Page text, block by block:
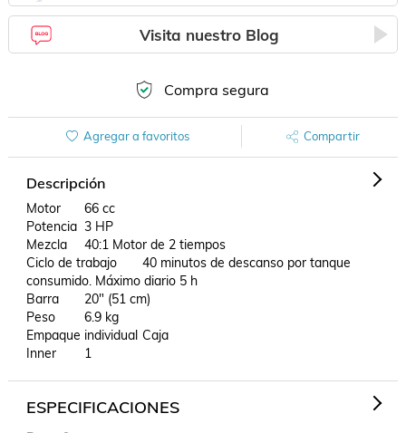
Visita nuestro Blog
Compra segura
Agregar a favoritos Compartir
Descripción
Motor	66 cc
Potencia	3 HP
Mezcla	40:1 Motor de 2 tiempos
Ciclo de trabajo	40 minutos de descanso por tanque
consumido. Máximo diario 5 h
Barra	20" (51 cm)
Peso	6.9 kg
Empaque individual	Caja
Inner	1
ESPECIFICACIONES